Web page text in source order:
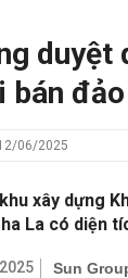
duyệt
bán
06/2025
xây dựng
La có diện
Sun